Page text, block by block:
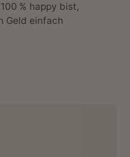
% happy bist,
Geld einfach